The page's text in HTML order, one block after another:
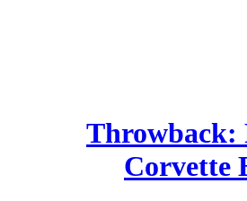
Throwback:
Corvette